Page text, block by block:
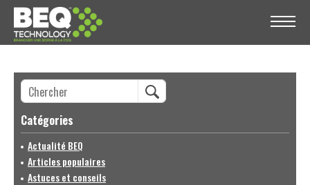
Catégories
Actualité BEQ
Articles populaires
Astuces et conseils